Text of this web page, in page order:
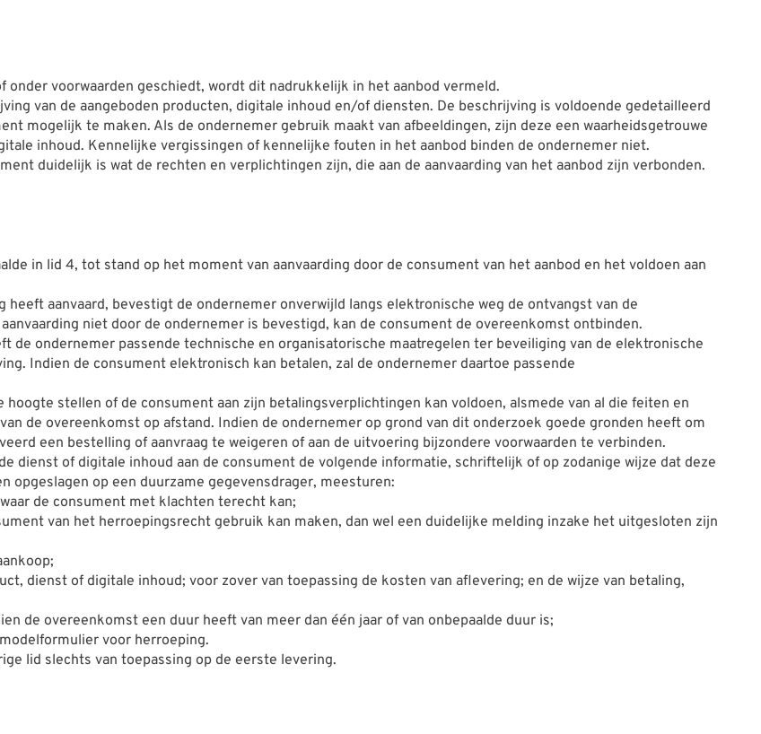
voorwaarden geschiedt, wordt dit nadrukkelijk in het aanbod vermeld.
van de aangeboden producten, digitale inhoud en/of diensten. De beschrijving is voldoende gedetailleerd
mogelijk te maken. Als de ondernemer gebruik maakt van afbeeldingen, zijn deze een waarheidsgetrouwe
inhoud. Kennelijke vergissingen of kennelijke fouten in het aanbod binden de ondernemer niet.
duidelijk is wat de rechten en verplichtingen zijn, die aan de aanvaarding van het aanbod zijn verbonden.
in lid 4, tot stand op het moment van aanvaarding door de consument van het aanbod en het voldoen aan
aanvaard, bevestigt de ondernemer onverwijld langs elektronische weg de ontvangst van de
niet door de ondernemer is bevestigd, kan de consument de overeenkomst ontbinden.
ondernemer passende technische en organisatorische maatregelen ter beveiliging van de elektronische
Indien de consument elektronisch kan betalen, zal de ondernemer daartoe passende
stellen of de consument aan zijn betalingsverplichtingen kan voldoen, alsmede van al die feiten en
de overeenkomst op afstand. Indien de ondernemer op grond van dit onderzoek goede gronden heeft om
een bestelling of aanvraag te weigeren of aan de uitvoering bijzondere voorwaarden te verbinden.
dienst of digitale inhoud aan de consument de volgende informatie, schriftelijk of op zodanige wijze dat deze
opgeslagen op een duurzame gegevensdrager, meesturen:
de consument met klachten terecht kan;
van het herroepingsrecht gebruik kan maken, dan wel een duidelijke melding inzake het uitgesloten zijn
dienst of digitale inhoud; voor zover van toepassing de kosten van aflevering; en de wijze van betaling,
de overeenkomst een duur heeft van meer dan één jaar of van onbepaalde duur is;
voor herroeping.
lid slechts van toepassing op de eerste levering.